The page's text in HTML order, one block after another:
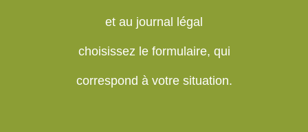
et au journal légal
choisissez le formulaire, qui
correspond à votre situation.